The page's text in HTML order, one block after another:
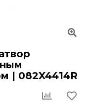
| 082X4414R